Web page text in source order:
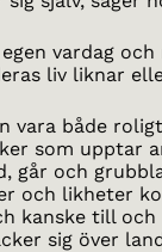
vardag
liv liknar
vara både
som upptar
går och
och likheter
kanske till
sig över